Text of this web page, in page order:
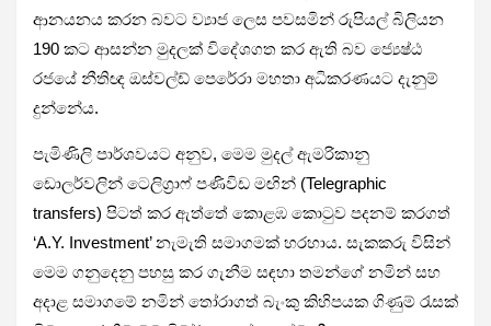
ආනයනය කරන බවට ව්‍යාජ ලෙස පවසමින් රුපියල් බිලියන
190 කට ආසන්න මුදලක් විදේශගත කර ඇති බව ජ්‍යෙෂ්ඨ
රජයේ නීතිඥ ඔස්වල්ඩ් පෙරේරා මහතා අධිකරණයට දැනුම්
දුන්නේය.
පැමිණිලි පාර්ශවයට අනුව, මෙම මුදල් ඇමරිකානු
ඩොලර්වලින් ටෙලිග්‍රාෆ් පණිවිඩ මඟින් (Telegraphic
transfers) පිටත් කර ඇත්තේ කොළඹ කොටුව පදනම් කරගත්
‘A.Y. Investment’ නැමැති සමාගමක් හරහාය. සැකකරු විසින්
මෙම ගනුදෙනු පහසු කර ගැනීම සඳහා තමන්ගේ නමින් සහ
අදාළ සමාගමේ නමින් තෝරාගත් බැංකු කිහිපයක ගිණුම් රැසක්